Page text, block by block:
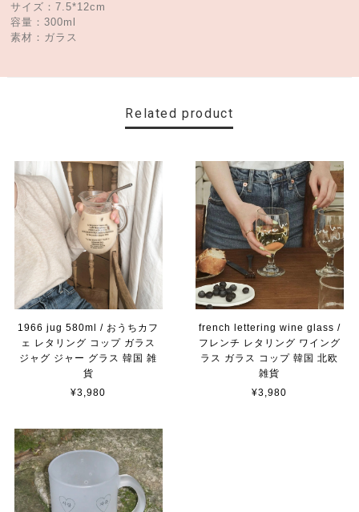
サイズ：7.5*12cm
容量：300ml
素材：ガラス
Related product
1966 jug 580ml / おうちカフ
ェ レタリング コップ ガラス
ジャグ ジャー グラス 韓国 雑
貨
¥3,980
french lettering wine glass /
フレンチ レタリング ワイング
ラス ガラス コップ 韓国 北欧
雑貨
¥3,980